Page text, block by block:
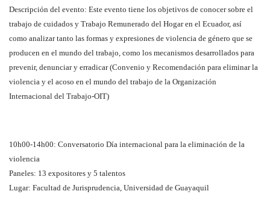
Descripción del evento: Este evento tiene los objetivos de conocer sobre el
trabajo de cuidados y Trabajo Remunerado del Hogar en el Ecuador, así
como analizar tanto las formas y expresiones de violencia de género que se
producen en el mundo del trabajo, como los mecanismos desarrollados para
prevenir, denunciar y erradicar (Convenio y Recomendación para eliminar la
violencia y el acoso en el mundo del trabajo de la Organización
Internacional del Trabajo-OIT)
10h00-14h00: Conversatorio Día internacional para la eliminación de la
violencia
Paneles: 13 expositores y 5 talentos
Lugar: Facultad de Jurisprudencia, Universidad de Guayaquil